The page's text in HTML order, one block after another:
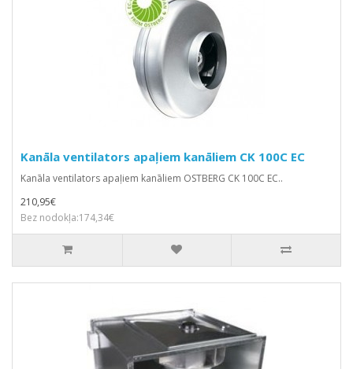
Kanāla ventilators apaļiem kanāliem CK 100C EC
Kanāla ventilators apaļiem kanāliem OSTBERG CK 100C EC..
210,95€
Bez nodokļa:174,34€